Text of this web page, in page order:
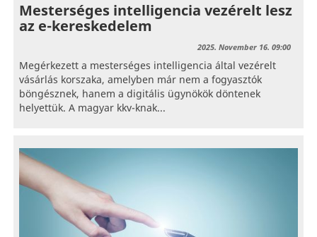
Mesterséges intelligencia vezérelt lesz
az e-kereskedelem
2025. November 16. 09:00
Megérkezett a mesterséges intelligencia által vezérelt
vásárlás korszaka, amelyben már nem a fogyasztók
böngésznek, hanem a digitális ügynökök döntenek
helyettük. A magyar kkv-knak...